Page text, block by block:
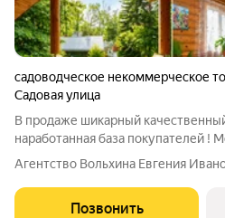
садоводческое некоммерческое
Садовая улица
В продаже шикарный
наработанная база покупателей !
брёвен, банька, речка, лес,
сказка? Дом выполнен
Агентство Вольхина Евгения
Позвонить